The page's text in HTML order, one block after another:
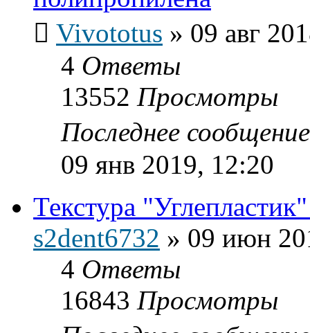
Vivototus » 09 авг
4 Ответы
13552 Просмотры
Последнее
09 янв 2019, 12:20
Текстура
s2dent6732 » 09 июн
4 Ответы
16843 Просмотры